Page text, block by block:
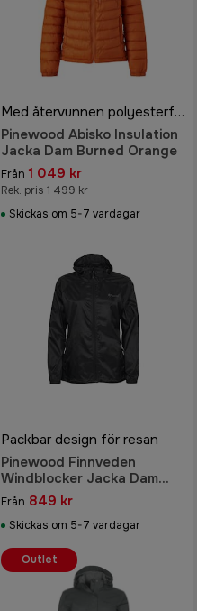
Med återvunnen polyesterfyllning
Pinewood Abisko Insulation
Jacka Dam Burned Orange
Från 1 049 kr
Rek. pris 1 499 kr
Skickas om 5-7 vardagar
Packbar design för resan
Pinewood Finnveden
Windblocker Jacka Dam
Black
Från 849 kr
Skickas om 5-7 vardagar
Outlet